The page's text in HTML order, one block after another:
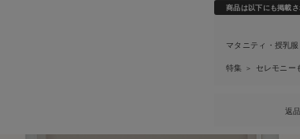
商品は以下にも掲載
マタニティ・授乳
特集 ＞ セレモニー
返